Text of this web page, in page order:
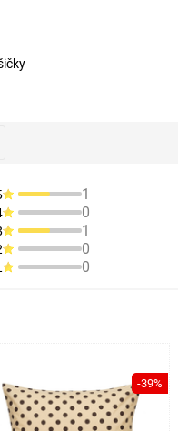
1
0
1
0
0
-39%